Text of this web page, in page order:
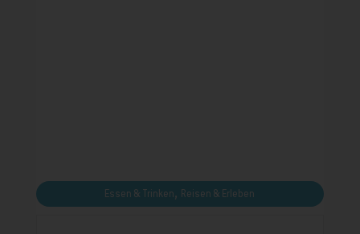
Essen & Trinken , Reisen & Erleben